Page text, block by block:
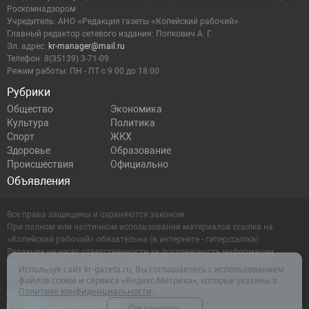
11:10В Копейске стартует ремонт дороги на улице
Кирова
09:00Жителей Копейска приглашают проголосовать за
звание «Малая культурная столица — 2027»
07:10Губернатор Алексей Текслер поздравил с Днём
эколога
в Челябинской области
15:15
Штормовое предупреждение продлили в
Челябинской области на 5 июня
Рубрики
Общество
Экономика
Культура
Политика
Спорт
ЖКХ
Здоровье
Образование
Происшествия
Официально
Объявления
Роскомнадзором
Учредитель: АНО «Редакция газеты «Копейский рабочий»
Главный редактор сетевого издания: Попкович А. Г.
Эл. адрес: kr-manager@mail.ru
Телефон: 8(35139) 3-71-09
Режим работы: ПН - ПТ с 9:00 до 18:00
Все права защищены и охраняются законом.
При полном или частичном использовании материалов ссылка на
«Копейский рабочий» обязательна (в интернете - гиперссылка).
Редакция не несет ответственности за достоверность информации,
содержащейся в рекламных объявлениях.
Настоящий ресурс может содержать материалы 16+
Используя сайт kr-gazeta.ru, Вы соглашаетесь с использованием
файлов cookie и сервиса «Яндекс.Метрика», которые указаны в
Политике конфиденциальности.